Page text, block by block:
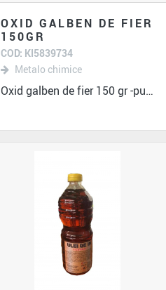
OXID GALBEN DE FIER
150GR
COD: KI5839734
Metalo chimice
Oxid galben de fier 150 gr -putere extrem de...